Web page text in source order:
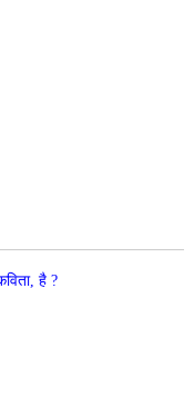
है ?